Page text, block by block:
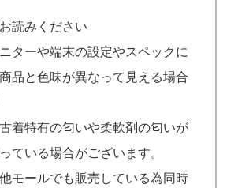
読みください
ターや端末の設定やスペックに
品と色味が異なって見える場合
着特有の匂いや柔軟剤の匂いが
ている場合がございます。
モールでも販売している為同時